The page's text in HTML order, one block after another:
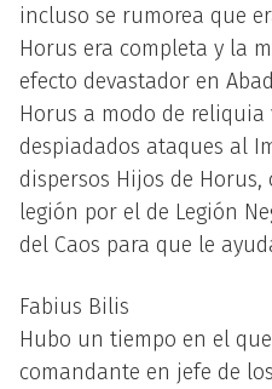
incluso se rumorea que
Horus era completa y la
efecto devastador en
Horus a modo de reliquia
despiadados ataques al
dispersos Hijos de
legión por el de Legión
del Caos para que le
Fabius Bilis
Hubo un tiempo en el
comandante en jefe de